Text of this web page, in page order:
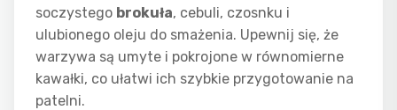
soczystego brokuła, cebuli, czosnku i
ulubionego oleju do smażenia. Upewnij się, że
warzywa są umyte i pokrojone w równomierne
kawałki, co ułatwi ich szybkie przygotowanie na
patelni.